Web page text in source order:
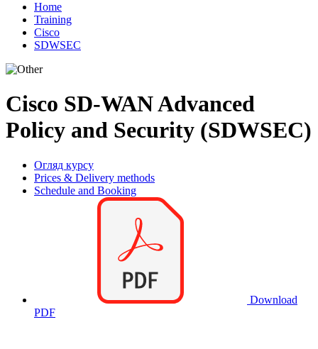
Home
Training
Cisco
SDWSEC
Cisco SD-WAN Advanced
Policy and Security (SDWSEC)
Огляд курсу
Prices & Delivery methods
Schedule and Booking
Download
PDF